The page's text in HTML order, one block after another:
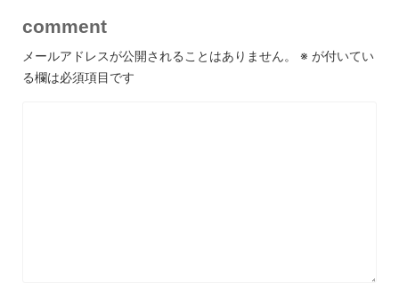
comment
メールアドレスが公開されることはありません。 ※ が付いてい
る欄は必須項目です